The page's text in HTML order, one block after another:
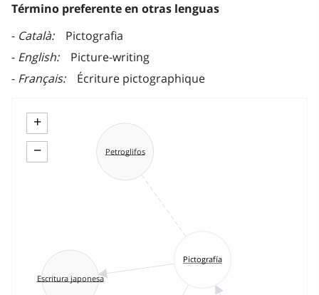
Término preferente en otras lenguas
Català
Pictografia
English
Picture-writing
Français
Écriture pictographique
+
−
Pictografía
Petroglifos
Escritura japonesa